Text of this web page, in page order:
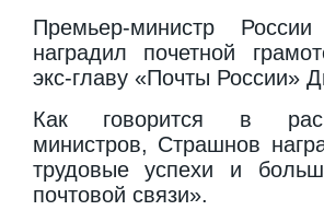
Премьер-министр
наградил почетной
экс-главу «Почты России»
Как говорится в
министров, Страшнов
трудовые успехи и
почтовой связи».